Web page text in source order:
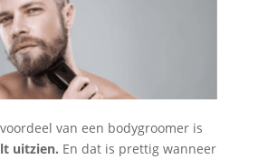
van een bodygroomer is
uitzien. En dat is prettig wanneer